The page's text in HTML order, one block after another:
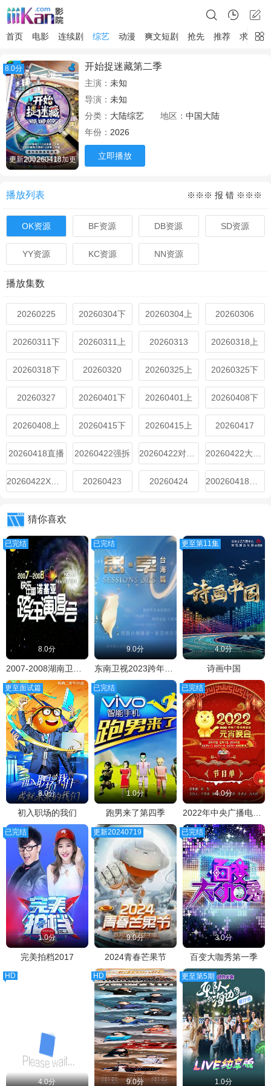
首页 电影 连续剧 综艺 动漫 爽文短剧 抢先 推荐 求片
8.0分
更新200260418加更
开始捉迷藏第二季
主演： 未知
导演： 未知
分类： 大陆综艺 地区： 中国大陆
年份： 2026
立即播放
播放列表 ※※※ 报 错 ※※※
OK资源 BF资源 DB资源 SD资源
YY资源 KC资源 NN资源
播放集数
20260225 20260304下 20260304上 20260306
20260311下 20260311上 20260313 20260318上
20260318下 20260320 20260325上 20260325下
20260327 20260401下 20260401上 20260408下
20260408上 20260415下 20260415上 20260417
20260418直播 20260422强拆
20260423 20260424
猜你喜欢
已完结
8.0分
已完结
9.0分
东南卫视2023跨年晚会
更至第11集
4.0分
诗画中国
更至面试篇
8.0分
初入职场的我们
已完结
1.0分
跑男来了第四季
已完结
4.0分
2022年中央广播电视总台元宵晚会
已完结
1.0分
完美拍档2017
更新20240719
9.0分
2024青春芒果节
已完结
3.0分
百变大咖秀第一季
HD
4.0分
HD
9.0分
更至第5期
1.0分